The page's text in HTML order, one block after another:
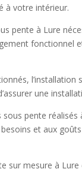
à votre intérieur.
pente à Lure
une
pente
et aux
sur mesure à